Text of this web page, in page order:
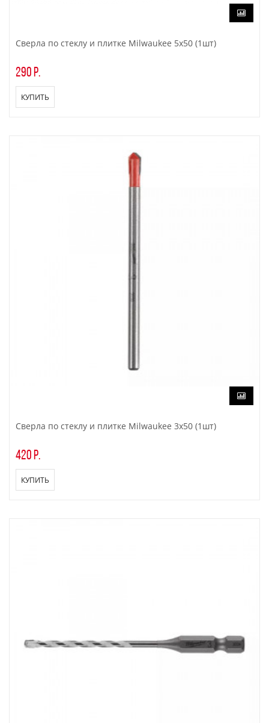
Сверла по стеклу и плитке Milwaukee 5x50 (1шт)
290 р.
КУПИТЬ
Сверла по стеклу и плитке Milwaukee 3x50 (1шт)
420 р.
КУПИТЬ